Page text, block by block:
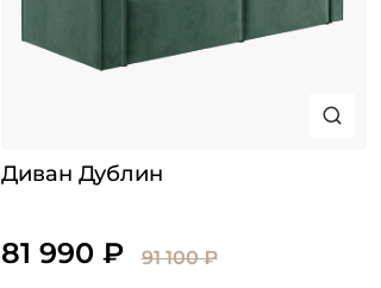
Диван Дублин
81 990 ₽ 91 100 ₽